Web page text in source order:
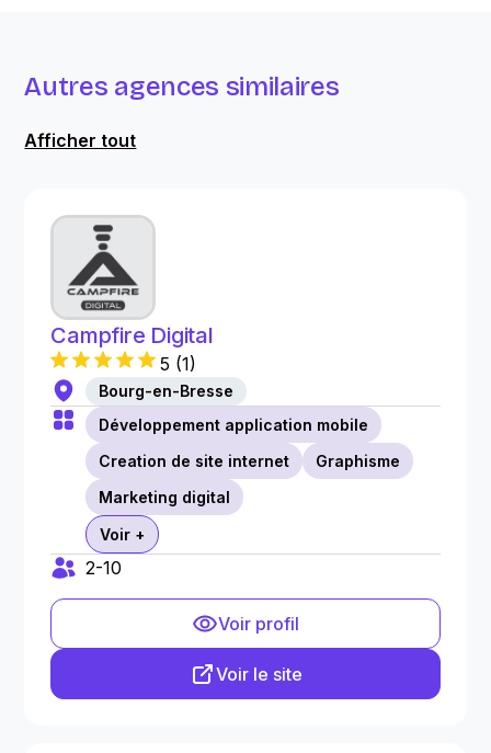
Autres agences similaires
Afficher tout
Campfire Digital
5 (1)
Bourg-en-Bresse
Développement application mobile
Creation de site internet
Graphisme
Marketing digital
Voir +
2-10
Voir profil
Voir le site